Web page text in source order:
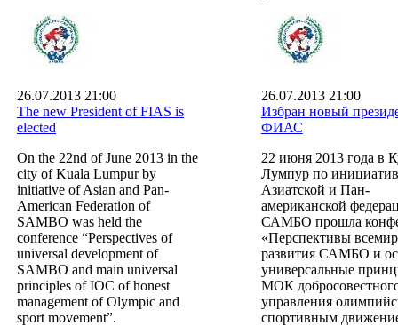
26.07.2013 21:00
The new President of FIAS is
elected
On the 22nd of June 2013 in the
city of Kuala Lumpur by
initiative of Asian and Pan-
American Federation of
SAMBO was held the
conference “Perspectives of
universal development of
SAMBO and main universal
principles of IOC of honest
management of Olympic and
sport movement”.
26.07.2013 21:00
Избран новый
ФИАС
22 июня 2013 года в
Лумпур по
Азиатской и Пан-
американской
САМБО прошла
«Перспективы
развития САМБО и
универсальные
МОК
управления
спортивным